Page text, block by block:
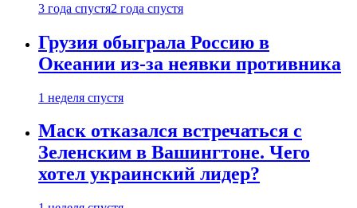
3 года спустя2 года спустя
Грузия обыграла Россию в
Океании из-за неявки противника
1 неделя спустя
Маск отказался встречаться с
Зеленским в Вашингтоне. Чего
хотел украинский лидер?